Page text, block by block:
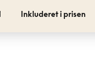
Inkluderet i prisen